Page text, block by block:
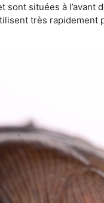
situées à l’avant
très rapidement